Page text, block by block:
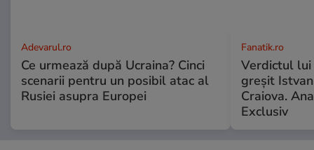
Adevarul.ro
Ce urmează după Ucraina? Cinci
scenarii pentru un posibil atac al
Rusiei asupra Europei
Fanatik.ro
Verdictul lui
greșit
Craiova.
Exclusiv